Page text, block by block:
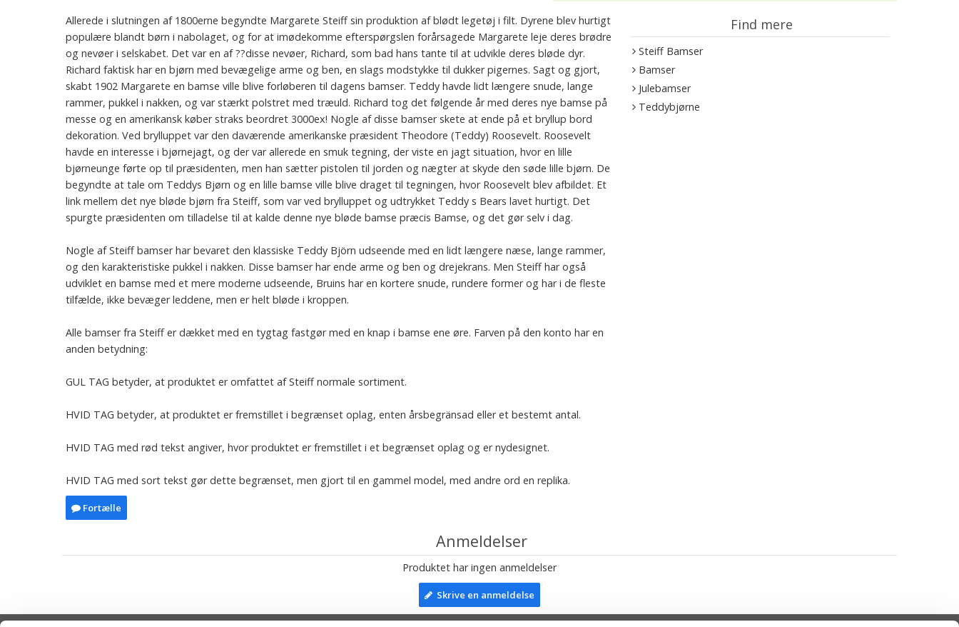
Allerede i slutningen af 1800erne begyndte Margarete Steiff sin produktion af blødt legetøj i filt. Dyrene blev hurtigt
populære blandt børn i nabolaget, og for at imødekomme efterspørgslen forårsagede Margarete leje deres brødre
og nevøer i selskabet. Det var en af ??disse nevøer, Richard, som bad hans tante til at udvikle deres bløde dyr.
Richard faktisk har en bjørn med bevægelige arme og ben, en slags modstykke til dukker pigernes. Sagt og gjort,
skabt 1902 Margarete en bamse ville blive forløberen til dagens bamser. Teddy havde lidt længere snude, lange
rammer, pukkel i nakken, og var stærkt polstret med træuld. Richard tog det følgende år med deres nye bamse på
messe og en amerikansk køber straks beordret 3000ex! Nogle af disse bamser skete at ende på et bryllup bord
dekoration. Ved brylluppet var den daværende amerikanske præsident Theodore (Teddy) Roosevelt. Roosevelt
havde en interesse i bjørnejagt, og der var allerede en smuk tegning, der viste en jagt situation, hvor en lille
bjørneunge førte op til præsidenten, men han sætter pistolen til jorden og nægter at skyde den søde lille bjørn. De
begyndte at tale om Teddys Bjørn og en lille bamse ville blive draget til tegningen, hvor Roosevelt blev afbildet. Et
link mellem det nye bløde bjørn fra Steiff, som var ved brylluppet og udtrykket Teddy s Bears lavet hurtigt. Det
spurgte præsidenten om tilladelse til at kalde denne nye bløde bamse præcis Bamse, og det gør selv i dag.
Nogle af Steiff bamser har bevaret den klassiske Teddy Björn udseende med en lidt længere næse, lange rammer,
og den karakteristiske pukkel i nakken. Disse bamser har ende arme og ben og drejekrans. Men Steiff har også
udviklet en bamse med et mere moderne udseende, Bruins har en kortere snude, rundere former og har i de fleste
tilfælde, ikke bevæger leddene, men er helt bløde i kroppen.
Alle bamser fra Steiff er dækket med en tygtag fastgør med en knap i bamse ene øre. Farven på den konto har en
anden betydning:
GUL TAG betyder, at produktet er omfattet af Steiff normale sortiment.
HVID TAG betyder, at produktet er fremstillet i begrænset oplag, enten årsbegränsad eller et bestemt antal.
HVID TAG med rød tekst angiver, hvor produktet er fremstillet i et begrænset oplag og er nydesignet.
HVID TAG med sort tekst gør dette begrænset, men gjort til en gammel model, med andre ord en replika.
Fortælle
Find mere
Steiff Bamser
Bamser
Julebamser
Teddybjørne
Anmeldelser
Produktet har ingen anmeldelser
Skrive en anmeldelse